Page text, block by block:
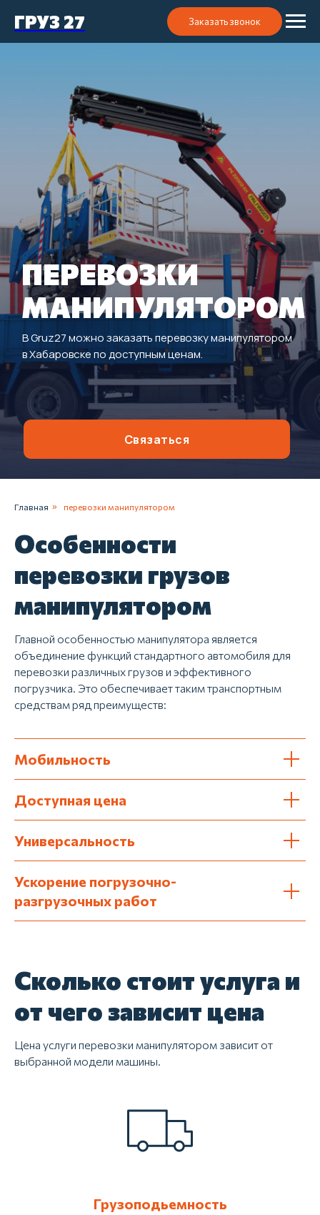
ГРУЗ 27 Заказать звонок
ПЕРЕВОЗКИ
МАНИПУЛЯТОРОМ
В Gruz27 можно заказать перевозку манипулятором
в Хабаровске по доступным ценам.
Связаться
Главная » перевозки манипулятором
Особенности
перевозки грузов
манипулятором
Главной особенностью манипулятора является
объединение функций стандартного автомобиля для
перевозки различных грузов и эффективного
погрузчика. Это обеспечивает таким транспортным
средствам ряд преимуществ:
Мобильность
Доступная цена
Универсальность
Ускорение погрузочно-
разгрузочных работ
Сколько стоит услуга и
от чего зависит цена
Цена услуги перевозки манипулятором зависит от
выбранной модели машины.
Грузоподьемность